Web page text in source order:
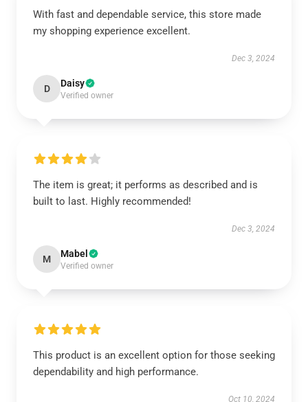
With fast and dependable service, this store made
my shopping experience excellent.
Dec 3, 2024
D Daisy
Verified owner
The item is great; it performs as described and is
built to last. Highly recommended!
Dec 3, 2024
M Mabel
Verified owner
This product is an excellent option for those seeking
dependability and high performance.
Oct 10, 2024